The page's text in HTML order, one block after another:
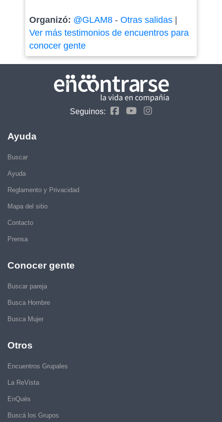
Organizó: @GLAM8- Otras salidas|
Ver más testimonios de encuentros para
conocer gente
Seguinos:
Ayuda
Buscar
Ayuda
Reglamento y Privacidad
Mapa del sitio
Contacto
Prensa
Conocer gente
Buscar pareja
Busca Hombre
Busca Mujer
Otros
Encuentros Grupales
La ReVista
EnQués
Buscá los Grupos